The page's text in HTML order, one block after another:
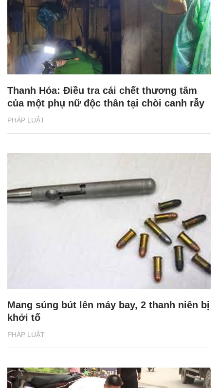
PHÁP LUẬT
Thanh Hóa: Điều tra cái chết thương tâm
của một phụ nữ độc thân tại chòi canh rẫy
PHÁP LUẬT
Mang súng bút lên máy bay, 2 thanh niên bị
khởi tố